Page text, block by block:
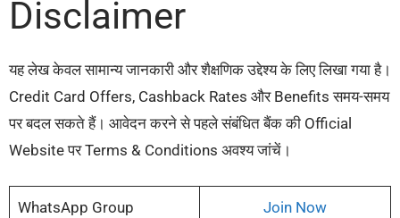
Disclaimer
यह लेख केवल सामान्य जानकारी और शैक्षणिक उद्देश्य के लिए लिखा गया है।
Credit Card Offers, Cashback Rates और Benefits समय-समय
पर बदल सकते हैं। आवेदन करने से पहले संबंधित बैंक की Official
Website पर Terms & Conditions अवश्य जांचें।
WhatsApp Group Join Now